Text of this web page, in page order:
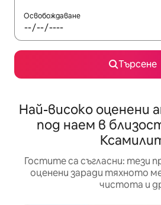
Освобождаване
Търсене
Най-високо оценени
под наем в
Гостите са съгласни: тези
оценени заради тяхното
чистота и